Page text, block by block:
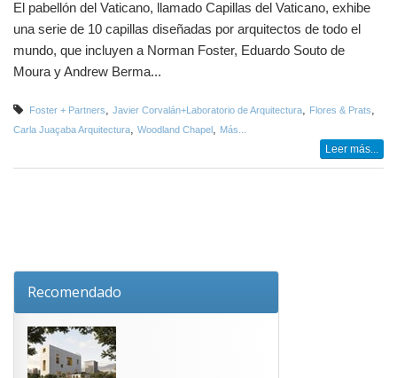
El pabellón del Vaticano, llamado Capillas del Vaticano, exhibe
una serie de 10 capillas diseñadas por arquitectos de todo el
mundo, que incluyen a Norman Foster, Eduardo Souto de
Moura y Andrew Berma...
Foster + Partners, Javier Corvalán+Laboratorio de Arquitectura, Flores & Prats,
Carla Juaçaba Arquitectura, Woodland Chapel , Más...
Leer más...
Recomendado